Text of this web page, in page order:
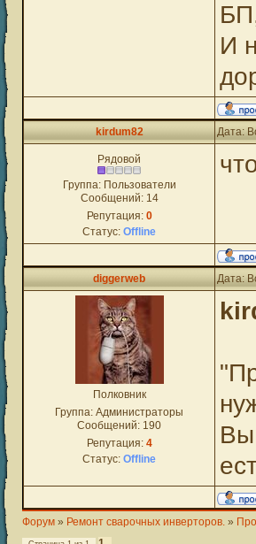
И
kirdum82 Дата:
Рядовой
Группа: Пользователи
Сообщений: 14
Репутация: 0
Статус: Offline
diggerweb Дата:
Полковник
Группа: Администраторы
Сообщений: 190
Репутация: 4
Статус: Offline
Вы
Форум » Ремонт сварочных инверторов. »